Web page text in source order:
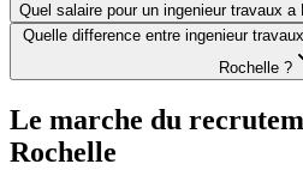
Quel salaire pour un ingenieur travaux a
Quelle difference entre ingenieur
Rochelle ?
Le marche du
Rochelle